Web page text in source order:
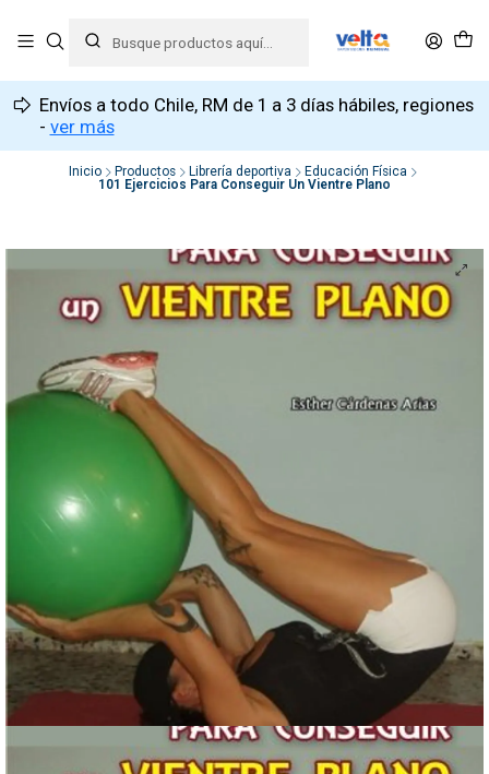
Envíos a todo Chile, RM de 1 a 3 días hábiles, regiones
- ver más
Inicio Productos Librería deportiva
Educación Física
101 Ejercicios Para Conseguir Un Vientre Plano